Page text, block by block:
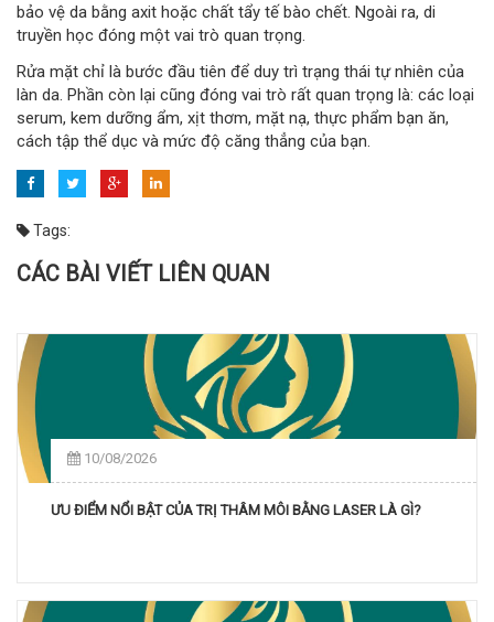
bảo vệ da bằng axit hoặc chất tẩy tế bào chết. Ngoài ra, di
truyền học đóng một vai trò quan trọng.
Rửa mặt chỉ là bước đầu tiên để duy trì trạng thái tự nhiên của
làn da. Phần còn lại cũng đóng vai trò rất quan trọng là: các loại
serum, kem dưỡng ẩm, xịt thơm, mặt nạ, thực phẩm bạn ăn,
cách tập thể dục và mức độ căng thẳng của bạn.
Tags:
CÁC BÀI VIẾT LIÊN QUAN
10/08/2026
ƯU ĐIỂM NỔI BẬT CỦA TRỊ THÂM MÔI BẰNG LASER LÀ GÌ?